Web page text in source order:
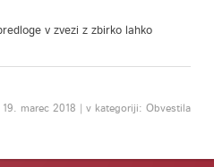
v zvezi z zbirko lahko
marec 2018 | v kategoriji: Obvestila